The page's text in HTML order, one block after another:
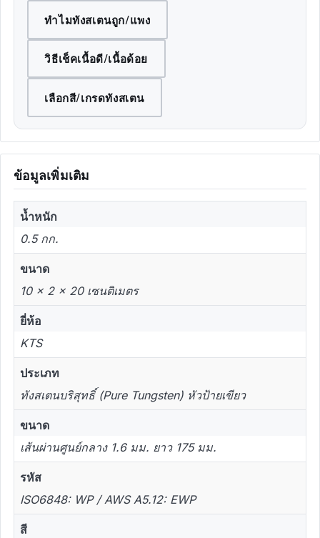
ทำไมทังสเตนถูก/แพง
วิธีเช็คเนื้อดี/เนื้อด้อย
เลือกสี/เกรดทังสเตน
ข้อมูลเพิ่มเติม
น้ำหนัก
0.5 กก.
ขนาด
10 × 2 × 20 เซนติเมตร
ยี่ห้อ
KTS
ประเภท
ทังสเตนบริสุทธิ์ (Pure Tungsten) หัวป้ายเขียว
ขนาด
เส้นผ่านศูนย์กลาง 1.6 มม. ยาว 175 มม.
รหัส
ISO6848: WP / AWS A5.12: EWP
สี